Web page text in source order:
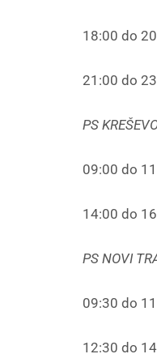
18:00 do
21:00 do
PS
09:00 do
14:00 do
PS NOVI
09:30 do
12:30 do